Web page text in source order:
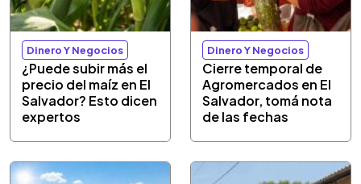
Dinero Y Negocios
¿Puede subir más el
precio del maíz en El
Salvador? Esto dicen
expertos
Dinero Y Negocios
Cierre temporal de
Agromercados en El
Salvador, tomá nota
de las fechas